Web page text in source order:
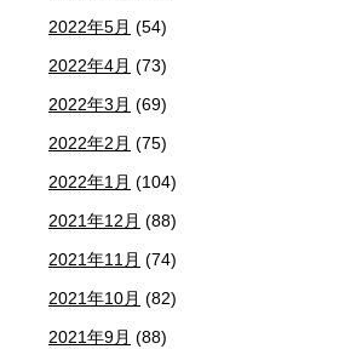
2022年5月 (54)
2022年4月 (73)
2022年3月 (69)
2022年2月 (75)
2022年1月 (104)
2021年12月 (88)
2021年11月 (74)
2021年10月 (82)
2021年9月 (88)